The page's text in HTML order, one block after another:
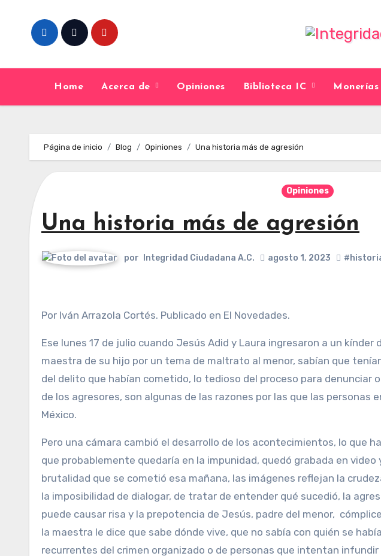
content
Home Acerca de Opiniones Biblioteca IC Monerías
Página de inicio Blog Opiniones Una historia más de agresión
Opiniones
Una historia más de agresión
por Integridad Ciudadana A.C. agosto 1, 2023
Por Iván Arrazola Cortés. Publicado en El Novedades.
Ese lunes 17 de julio cuando Jesús Adid y Laura ingresaron a un kínder
maestra de su hijo por un tema de maltrato al menor, sabían que
del delito que habían cometido, lo tedioso del proceso para denunciar
de los agresores, son algunas de las razones por las que las personas
México.
Pero una cámara cambió el desarrollo de los acontecimientos, lo que
que probablemente quedaría en la impunidad, quedó grabada en
brutalidad que se cometió esa mañana, las imágenes reflejan la
la imposibilidad de dialogar, de tratar de entender qué sucedió, la
puede causar risa y la prepotencia de Jesús, padre del menor,
la maestra le dice que sabe dónde vive, que no sabía con quién se
recurrentes del crimen organizado o de personas que intentan